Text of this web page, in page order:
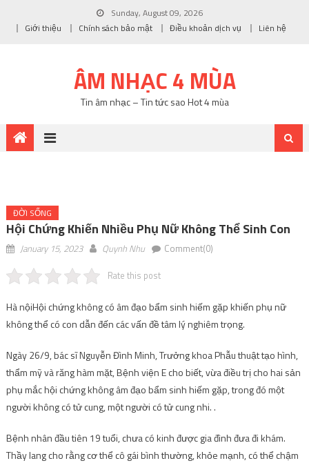
Sunday, August 09, 2026
Giới thiệu
Chính sách bảo mật Điều khoản dịch vụ Liên hệ
ÂM NHẠC 4 MÙA
Tin âm nhạc – Tin tức sao Hot 4 mùa
ĐỜI SỐNG
Hội Chứng Khiến Nhiều Phụ Nữ Không Thể Sinh Con
January 15, 2023 Quynh Nhu Comment(0)
Rate this post
Hà nộiHội chứng không có âm đạo bẩm sinh hiếm gặp khiến phụ nữ
không thể có con dẫn đến các vấn đề tâm lý nghiêm trọng.
Ngày 26/9, bác sĩ Nguyễn Đình Minh, Trưởng khoa Phẫu thuật tạo hình,
thẩm mỹ và răng hàm mặt, Bệnh viện E cho biết, vừa điều trị cho hai sản
phụ mắc hội chứng không âm đạo bẩm sinh hiếm gặp, trong đó một
người không có tử cung, một người có tử cung nhi. .
Bệnh nhân đầu tiên 19 tuổi, chưa có kinh được gia đình đưa đi khám.
Thầy lang cho rằng cơ thể cô gái bình thường, khỏe mạnh, có thể chậm